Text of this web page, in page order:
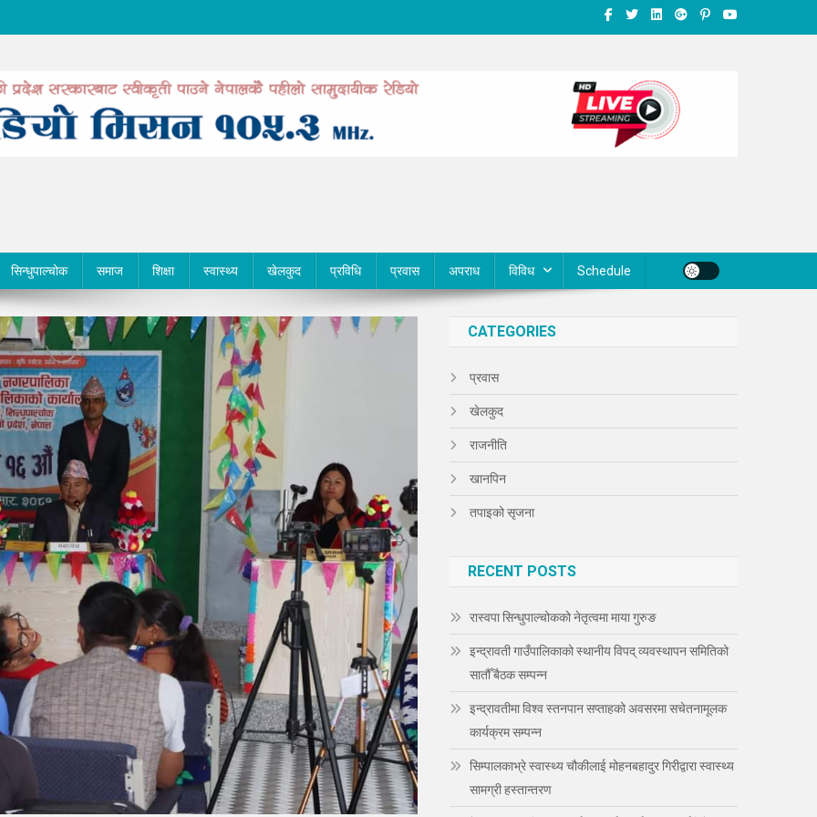
सिन्धुपाल्चोक समाज शिक्षा स्वास्थ्य खेलकुद प्रविधि प्रवास अपराध विविध Schedule
CATEGORIES
प्रवास
खेलकुद
राजनीति
खानपिन
तपाइको सृजना
RECENT POSTS
रास्वपा सिन्धुपाल्चोकको नेतृत्वमा माया गुरुङ
इन्द्रावती गाउँपालिकाको स्थानीय विपद् व्यवस्थापन समितिको
सातौँ बैठक सम्पन्न
इन्द्रावतीमा विश्व स्तनपान सप्ताहको अवसरमा सचेतनामूलक
कार्यक्रम सम्पन्न
सिम्पालकाभ्रे स्वास्थ्य चौकीलाई मोहनबहादुर गिरीद्वारा स्वास्थ्य
सामग्री हस्तान्तरण